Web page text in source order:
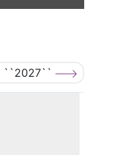
``2027``